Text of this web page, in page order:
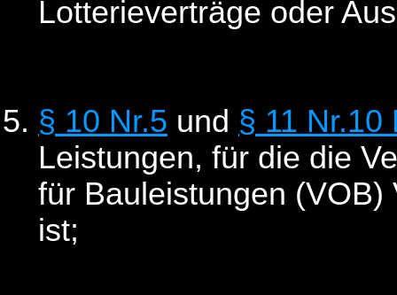
Lotterieverträge oder
§ 10 Nr.5 und § 11 Nr.10
Leistungen, für die die
für Bauleistungen (VOB)
ist;